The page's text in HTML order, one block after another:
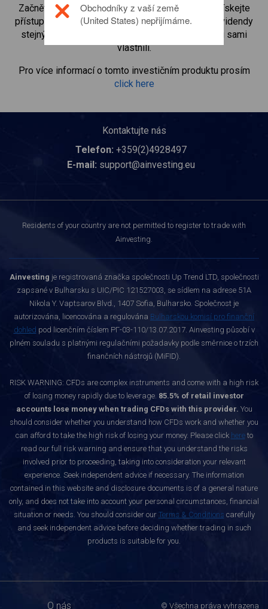
Začněte obchodovat CFD naIntesa-Sanpaolo
. Získejte
přístup ke kurzům v reálném čase a dostávejte dividendy
stejným způsobem, jako kdybyste akcie opravdu sami
vlastnili.
Pro více informací o tomto investičním produktu prosím
click here
Kontaktujte nás
Telefon: +359(2)4928497
E-mail: support@ainvesting.eu
Residents of your country are not permitted to register to trade with
Ainvesting.
Ainvesting je registrovaná značka společnosti Up Trend LTD, společnosti
zapsané v Bulharsku s UIC/PIC 121527003, se sídlem na adrese 51A
Nikola Y. Vaptsarov Blvd., 1407 Sofia, Bulharsko. Společnost je
autorizována, licencována a regulována Bulharskou komisí pro finanční
dohled pod licenčním číslem РГ-03-110/13.07.2017. Ainvesting působí v
plném souladu s platnými regulačními požadavky podle směrnice o trzích
finančních nástrojů (MiFID).
RISK WARNING: CFDs are complex instruments and come with a high risk
of losing money rapidly due to leverage. 85.5% of retail investor
accounts lose money when trading CFDs with this provider. You
should consider whether you understand how CFDs work and whether you
can afford to take the high risk of losing your money. Please click hereto
read our full risk warning and ensure that you understand the risks
involved prior to proceeding, taking into consideration your relevant
experience. Seek independent advice if necessary. The information
contained in this website and disclosure documents is of a general nature
only, and does not take into account your personal circumstances, financial
situation or needs. You should consider our Terms & Conditions carefully
and seek independent advice before deciding whether trading in such
products is suitable for you.
O nás © Všechna práva vyhrazena
Obchodníky z vaší země
(United States) nepřijímáme.